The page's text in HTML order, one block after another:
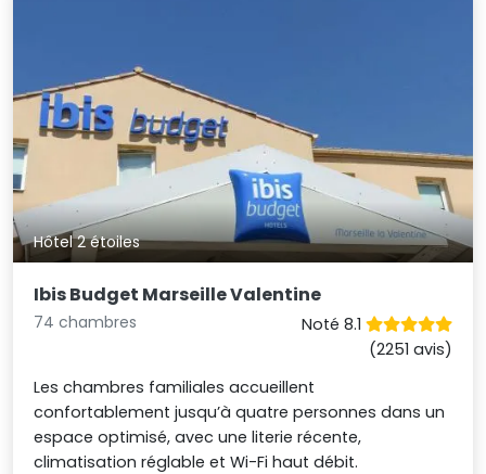
Hôtel 2 étoiles
Ibis Budget Marseille Valentine
74 chambres
Noté 8.1
(2251 avis)
Les chambres familiales accueillent
confortablement jusqu’à quatre personnes dans un
espace optimisé, avec une literie récente,
climatisation réglable et Wi-Fi haut débit.